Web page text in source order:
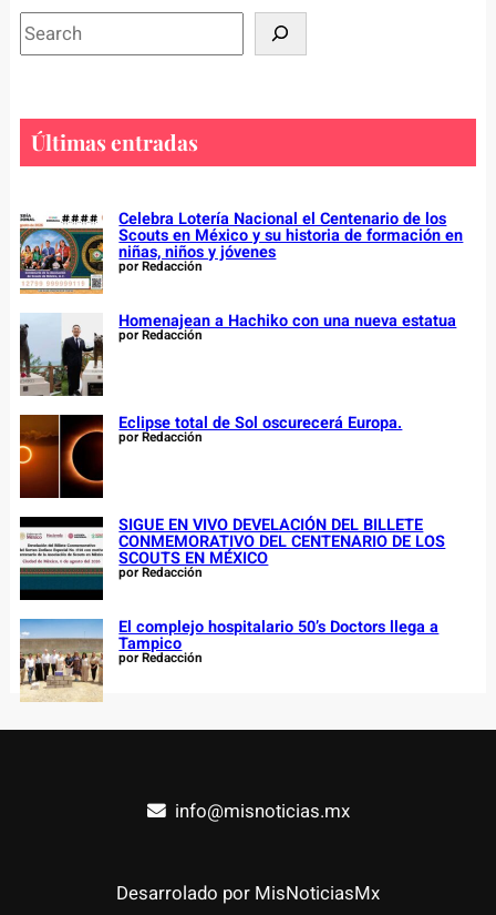
S
e
r
h
Últimas entradas
Celebra Lotería Nacional el Centenario de los
Scouts en México y su historia de formación en
niñas, niños y jóvenes
por Redacción
Homenajean a Hachiko con una nueva estatua
por Redacción
Eclipse total de Sol oscurecerá Europa.
por Redacción
SIGUE EN VIVO DEVELACIÓN DEL BILLETE
CONMEMORATIVO DEL CENTENARIO DE LOS
SCOUTS EN MÉXICO
por Redacción
El complejo hospitalario 50’s Doctors llega a
Tampico
por Redacción
info@misnoticias.mx
Desarrolado por MisNoticiasMx